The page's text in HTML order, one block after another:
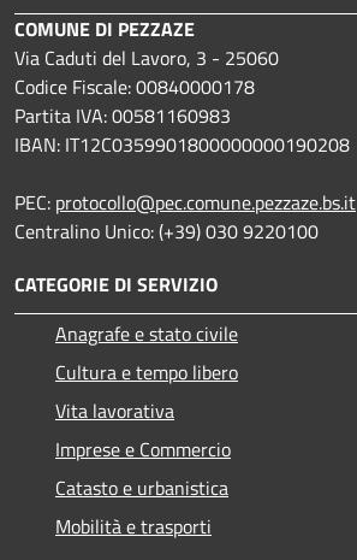
COMUNE DI PEZZAZE
Via Caduti del Lavoro, 3 - 25060
Codice Fiscale: 00840000178
Partita IVA: 00581160983
IBAN: IT12C0359901800000000190208
PEC: protocollo@pec.comune.pezzaze.bs.it
Centralino Unico: (+39) 030 9220100
CATEGORIE DI SERVIZIO
Anagrafe e stato civile
Cultura e tempo libero
Vita lavorativa
Imprese e Commercio
Catasto e urbanistica
Mobilità e trasporti